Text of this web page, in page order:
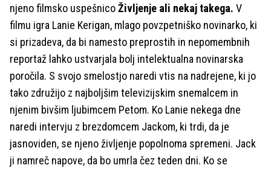
njeno filmsko uspešnicoŽivljenje ali nekaj takega. V
filmu igra Lanie Kerigan, mlago povzpetniško novinarko, ki
si prizadeva, da bi namesto preprostih in nepomembnih
reportaž lahko ustvarjala bolj intelektualna novinarska
poročila. S svojo smelostjo naredi vtis na nadrejene, ki jo
tako združijo z najboljšim televizijskim snemalcem in
njenim bivšim ljubimcem Petom. Ko Lanie nekega dne
naredi intervju z brezdomcem Jackom, ki trdi, da je
jasnoviden, se njeno življenje popolnoma spremeni. Jack
ji namreč napove, da bo umrla čez teden dni. Ko se